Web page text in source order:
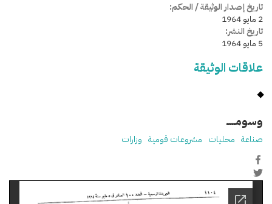
تاريخ إصدار الوثيقة / الحكم:
2 مايو 1964
تاريخ النشر:
5 مايو 1964
علاقات الوثيقة
وسومـــــ
صناعة محليات مشروعات قومية وزارات